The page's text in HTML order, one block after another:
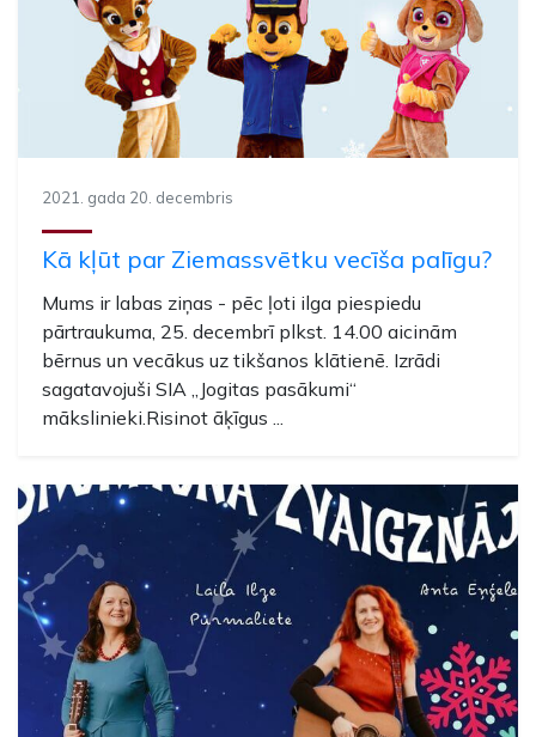
2021. gada 20. decembris
Kā kļūt par Ziemassvētku vecīša palīgu?
Mums ir labas ziņas - pēc ļoti ilga piespiedu
pārtraukuma, 25. decembrī plkst. 14.00 aicinām
bērnus un vecākus uz tikšanos klātienē. Izrādi
sagatavojuši SIA „Jogitas pasākumi“
mākslinieki.Risinot āķīgus ...